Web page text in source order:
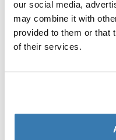
our social media,
may combine it with
provided to them or that
of their services.
Технические
Toggle guides and